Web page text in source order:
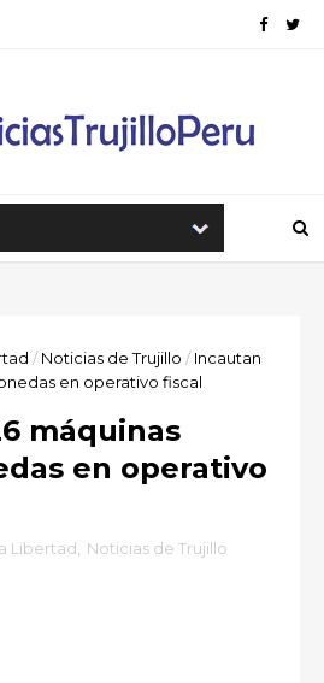
/ Noticias de Trujillo / Incautan
en operativo fiscal
máquinas
en operativo
Libertad Noticias de Trujillo